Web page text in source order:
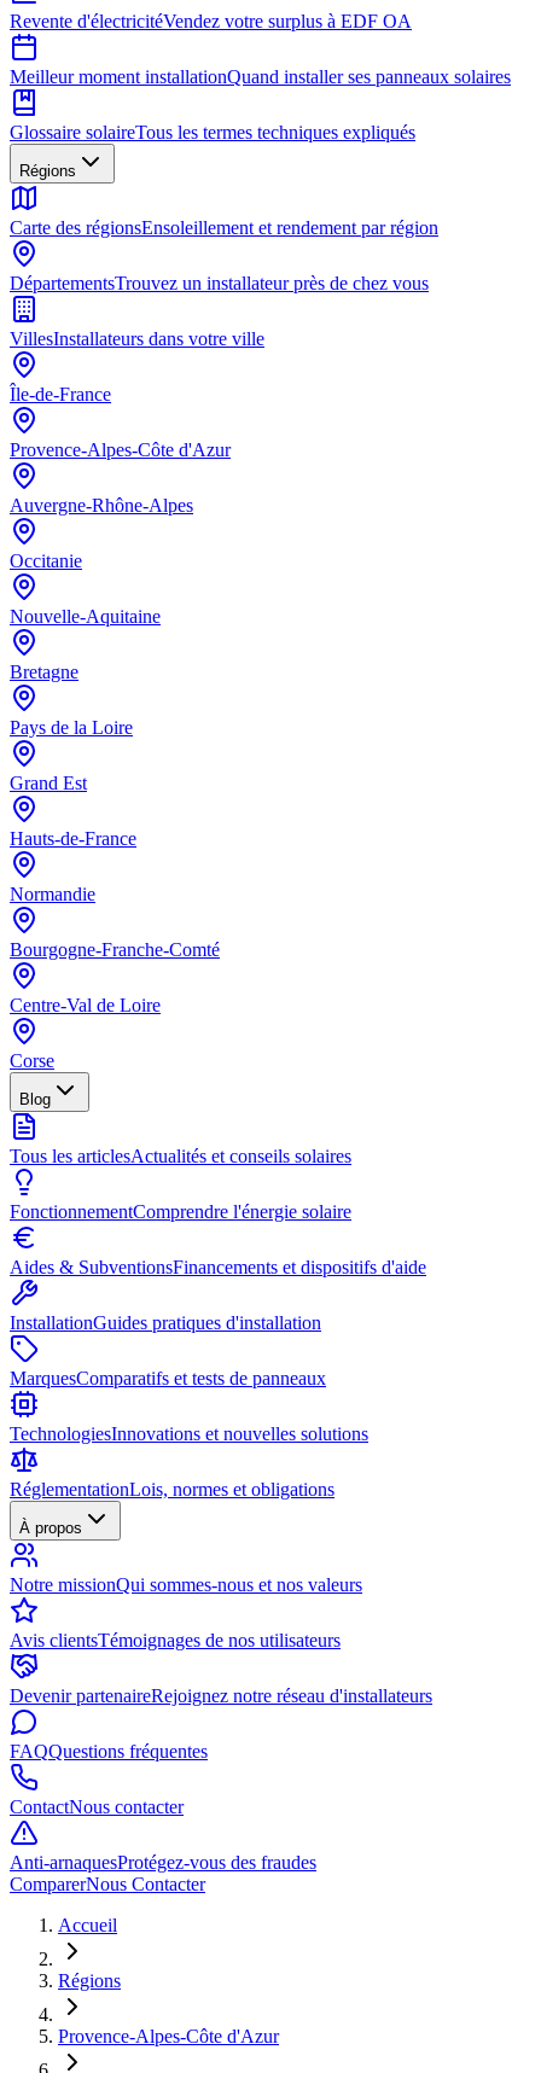
Revente d'électricitéVendez votre surplus à EDF OA
Meilleur moment installationQuand installer ses panneaux solaires
Glossaire solaireTous les termes techniques expliqués
Régions
Carte des régionsEnsoleillement et rendement par région
DépartementsTrouvez un installateur près de chez vous
VillesInstallateurs dans votre ville
Île-de-France
Provence-Alpes-Côte d'Azur
Auvergne-Rhône-Alpes
Occitanie
Nouvelle-Aquitaine
Bretagne
Pays de la Loire
Grand Est
Hauts-de-France
Normandie
Bourgogne-Franche-Comté
Centre-Val de Loire
Corse
Blog
Tous les articlesActualités et conseils solaires
FonctionnementComprendre l'énergie solaire
Aides & SubventionsFinancements et dispositifs d'aide
InstallationGuides pratiques d'installation
MarquesComparatifs et tests de panneaux
TechnologiesInnovations et nouvelles solutions
RéglementationLois, normes et obligations
À propos
Notre missionQui sommes-nous et nos valeurs
Avis clientsTémoignages de nos utilisateurs
Devenir partenaireRejoignez notre réseau d'installateurs
FAQQuestions fréquentes
ContactNous contacter
Anti-arnaquesProtégez-vous des fraudes
ComparerNous Contacter
Accueil
Régions
Provence-Alpes-Côte d'Azur